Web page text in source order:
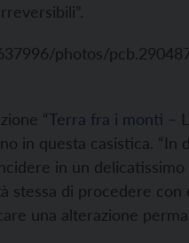
photos/
“Terra fra i monti –
in questa casistica. “In
in un
stessa di procedere
una alterazione